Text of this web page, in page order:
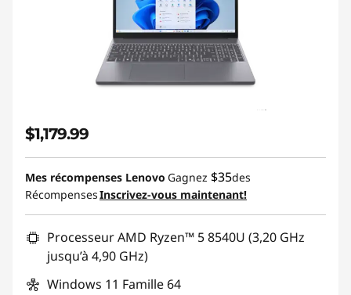
$1,179.99
Mes récompenses Lenovo Gagnez $35des
RécompensesInscrivez-vous maintenant!
Processeur AMD Ryzen™ 5 8540U (3,20 GHz
jusqu’à 4,90 GHz)
Windows 11 Famille 64